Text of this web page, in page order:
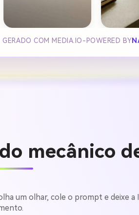
COM MEDIA.IO-POWERED BY
mecânico
um olhar, cole o prompt e deixe a